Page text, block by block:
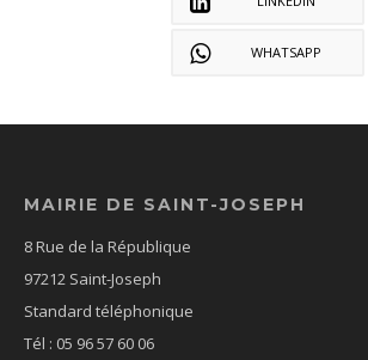
WHATSAPP
MAIRIE DE SAINT-JOSEPH
8 Rue de la République
97212 Saint-Joseph
Standard téléphonique
Tél : 05 96 57 60 06